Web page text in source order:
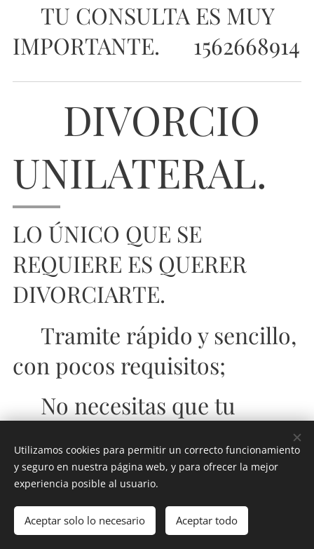
📌TU CONSULTA ES MUY
IMPORTANTE. 📱1562668914
⚠️DIVORCIO
UNILATERAL.
LO ÚNICO QUE SE
REQUIERE ES QUERER
DIVORCIARTE.
✔️Tramite rápido y sencillo,
con pocos requisitos;
✔️No necesitas que tu
❌
✔️No es necesario acreditar
una causal;
¡Crea tu página web gratis! Comenzar
Utilizamos cookies para permitir un correcto funcionamiento
y seguro en nuestra página web, y para ofrecer la mejor
experiencia posible al usuario.
Aceptar solo lo necesario Aceptar todo